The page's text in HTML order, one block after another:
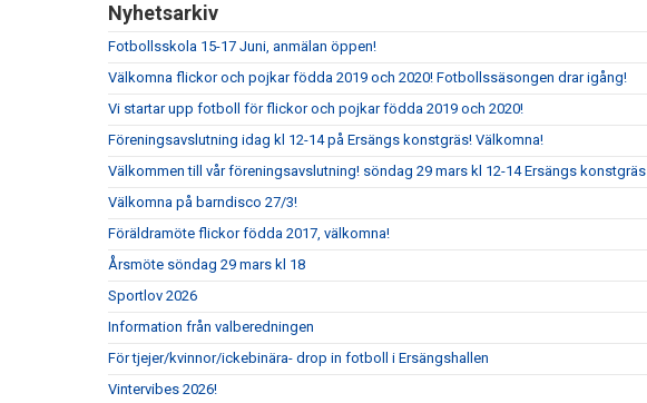
Nyhetsarkiv
Fotbollsskola 15-17 Juni, anmälan öppen!
Välkomna flickor och pojkar födda 2019 och 2020! Fotbollssäsongen drar igång!
Vi startar upp fotboll för flickor och pojkar födda 2019 och 2020!
Föreningsavslutning idag kl 12-14 på Ersängs konstgräs! Välkomna!
Välkommen till vår föreningsavslutning! söndag 29 mars kl 12-14 Ersängs konstgräs
Välkomna på barndisco 27/3!
Föräldramöte flickor födda 2017, välkomna!
Årsmöte söndag 29 mars kl 18
Sportlov 2026
Information från valberedningen
För tjejer/kvinnor/ickebinära- drop in fotboll i Ersängshallen
Vintervibes 2026!